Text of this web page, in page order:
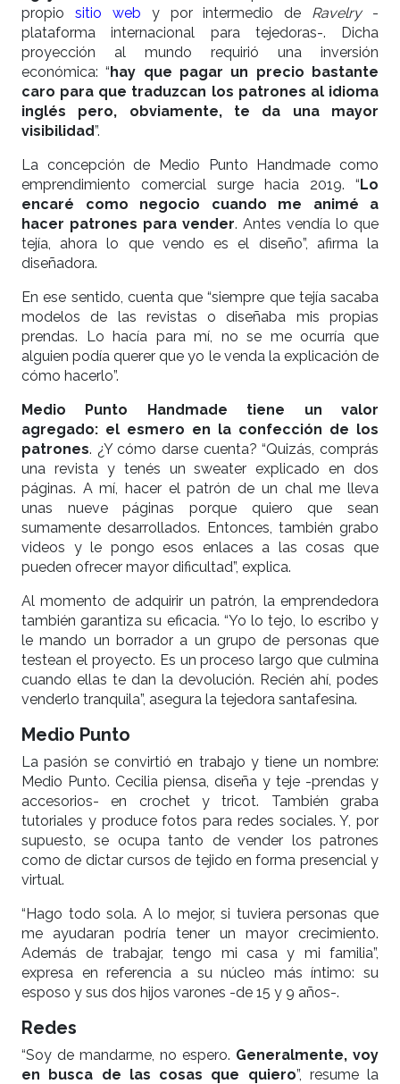
propio sitio web y por intermedio de Ravelry-
plataforma internacional para tejedoras-. Dicha
proyección al mundo requirió una inversión
económica: “hay que pagar un precio bastante
caro para que traduzcan los patrones al idioma
inglés pero, obviamente, te da una mayor
visibilidad”.
La concepción de Medio Punto Handmade como
emprendimiento comercial surge hacia 2019. “Lo
encaré como negocio cuando me animé a
hacer patrones para vender. Antes vendía lo que
tejía, ahora lo que vendo es el diseño”, afirma la
diseñadora.
En ese sentido, cuenta que “siempre que tejía sacaba
modelos de las revistas o diseñaba mis propias
prendas. Lo hacía para mí, no se me ocurría que
alguien podía querer que yo le venda la explicación de
cómo hacerlo”.
Medio Punto Handmade tiene un valor
agregado: el esmero en la confección de los
patrones. ¿Y cómo darse cuenta? “Quizás, comprás
una revista y tenés un sweater explicado en dos
páginas. A mí, hacer el patrón de un chal me lleva
unas nueve páginas porque quiero que sean
sumamente desarrollados. Entonces, también grabo
videos y le pongo esos enlaces a las cosas que
pueden ofrecer mayor dificultad”, explica.
Al momento de adquirir un patrón, la emprendedora
también garantiza su eficacia. “Yo lo tejo, lo escribo y
le mando un borrador a un grupo de personas que
testean el proyecto. Es un proceso largo que culmina
cuando ellas te dan la devolución. Recién ahí, podes
venderlo tranquila”, asegura la tejedora santafesina.
Medio Punto
La pasión se convirtió en trabajo y tiene un nombre:
Medio Punto. Cecilia piensa, diseña y teje -prendas y
accesorios- en crochet y tricot. También graba
tutoriales y produce fotos para redes sociales. Y, por
supuesto, se ocupa tanto de vender los patrones
como de dictar cursos de tejido en forma presencial y
virtual.
“Hago todo sola. A lo mejor, si tuviera personas que
me ayudaran podría tener un mayor crecimiento.
Además de trabajar, tengo mi casa y mi familia”,
expresa en referencia a su núcleo más íntimo: su
esposo y sus dos hijos varones -de 15 y 9 años-.
Redes
“Soy de mandarme, no espero. Generalmente, voy
en busca de las cosas que quiero”, resume la